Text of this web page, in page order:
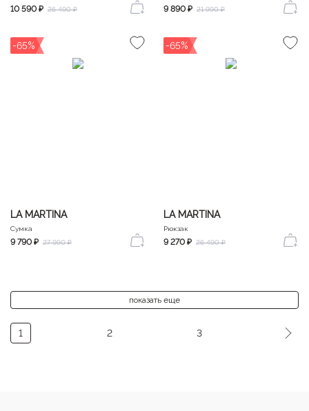
10 590 ₽ 26 490 ₽ 9 890 ₽ 21 990 ₽
-65%
LA MARTINA
Сумка
9 790 ₽ 27 990 ₽
-65%
LA MARTINA
Рюкзак
9 270 ₽ 26 490 ₽
показать еще
1 2 3